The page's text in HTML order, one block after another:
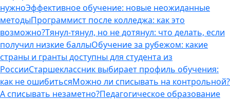
нужноЭффективное обучение: новые неожиданные
методыПрограммист после колледжа: как это
возможно?Тянул-тянул, но не дотянул: что делать, если
получил низкие баллыОбучение за рубежом: какие
страны и гранты доступны для студента из
РоссииСтаршеклассник выбирает профиль обучения:
как не ошибитьсяМожно ли списывать на контрольной?
А списывать незаметно?Педагогическое образование